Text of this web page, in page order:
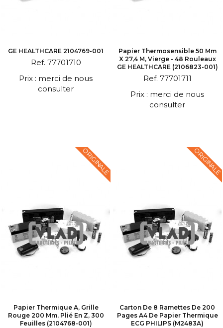
GE HEALTHCARE 2104769-001
Ref. 77701710
Prix : merci de nous
consulter
Papier Thermosensible 50 Mm
X 27,4 M, Vierge - 48 Rouleaux
GE HEALTHCARE (2106823-001)
Ref. 77701711
Prix : merci de nous
consulter
ORIGINALE
Papier Thermique A, Grille
Rouge 200 Mm, Plié En Z, 300
Feuilles (2104768-001)
ORIGINALE
Carton De 8 Ramettes De 200
Pages A4 De Papier Thermique
ECG PHILIPS (M2483A)